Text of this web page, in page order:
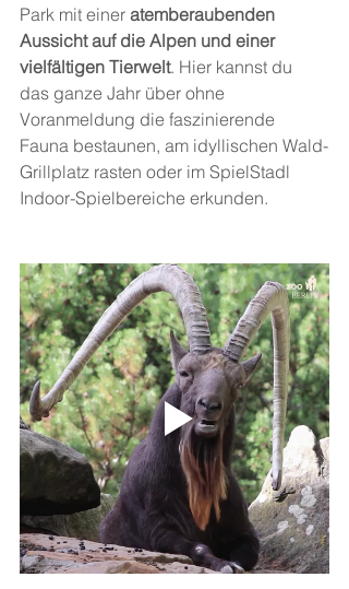
Park mit einer atemberaubenden
Aussicht auf die Alpen und einer
vielfältigen Tierwelt. Hier kannst du
das ganze Jahr über ohne
Voranmeldung die faszinierende
Fauna bestaunen, am idyllischen Wald-
Grillplatz rasten oder im SpielStadl
Indoor-Spielbereiche erkunden.